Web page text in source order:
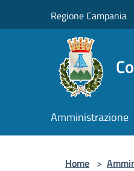
Regione Campania
Amministrazione
Home >